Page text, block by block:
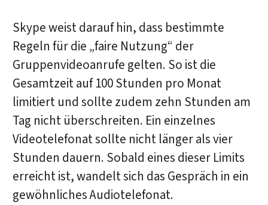
Skype weist darauf hin, dass bestimmte
Regeln für die „faire Nutzung“ der
Gruppenvideoanrufe gelten. So ist die
Gesamtzeit auf 100 Stunden pro Monat
limitiert und sollte zudem zehn Stunden am
Tag nicht überschreiten. Ein einzelnes
Videotelefonat sollte nicht länger als vier
Stunden dauern. Sobald eines dieser Limits
erreicht ist, wandelt sich das Gespräch in ein
gewöhnliches Audiotelefonat.